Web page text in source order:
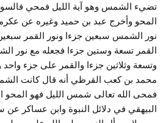
تضيء الشمس وهو آية الليل فمحي
المحو وأخرج عبد بن حميد وغيره عن
نور الشمس سبعين جزءا ونور القمر
القمر تسعة وستين جزءا فجعله مع نور
وتسعة وثلاثين جزءا والقمر على جزء
محمد بن كعب القرظي أنه قال كانت
فمحى الله تعالى شمس الليل فهو المحو
البيهقي في دلائل النبوة وابن عساكر عن